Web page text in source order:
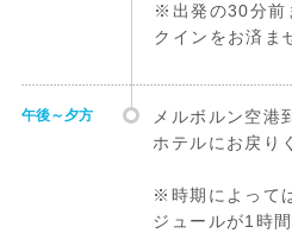
※出発の30分前
クインをお済ま
午後～夕方
メルボルン空港
ホテルにお戻り
※時期によって
ジュールが1時